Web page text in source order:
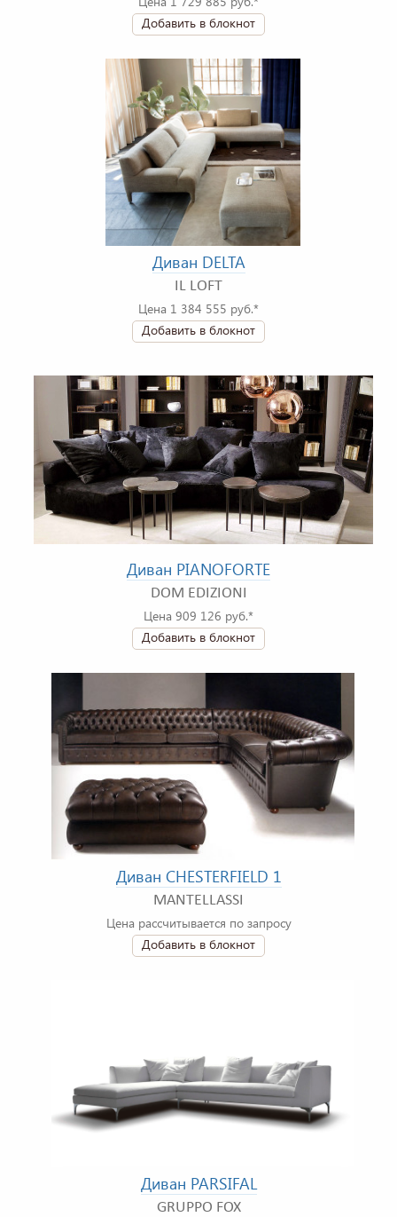
Добавить в блокнот
Диван DELTA
IL LOFT
Цена 1 384 555 руб.*
Добавить в блокнот
Диван PIANOFORTE
DOM EDIZIONI
Цена 909 126 руб.*
Добавить в блокнот
Диван CHESTERFIELD 1
MANTELLASSI
Цена рассчитывается по запросу
Добавить в блокнот
Диван PARSIFAL
GRUPPO FOX